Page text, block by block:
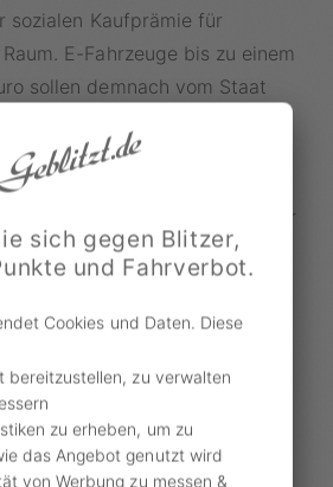
sozialen Kaufprämie für
E-Fahrzeuge bis zu einem
sollen demnach vom Staat
was über eine CO₂-Abgabe
vor, die Dienstwagensteuer für
und Plug-in-
des Bruttolistenpreises zu
Umstieg auf Elektroflotten
Plans sehen insbesondere in
der höheren
eine „Strafsteuer für
sich gegen Blitzer,
und Fahrverbot.
Cookies und Daten. Diese
bereitzustellen, zu verwalten
zu erheben, um zu
das Angebot genutzt wird
von Werbung zu messen &